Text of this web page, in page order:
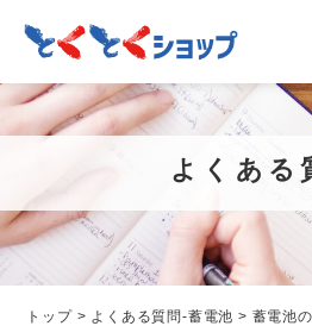
よくある
トップ> よくある質問-蓄電池 > 蓄電池